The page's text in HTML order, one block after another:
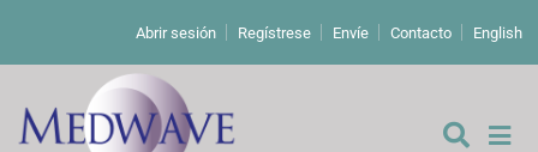
Abrir sesión Regístrese Envíe Contacto English